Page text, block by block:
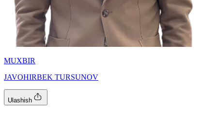
MUXBIR
JAVOHIRBEK TURSUNOV
Ulashish